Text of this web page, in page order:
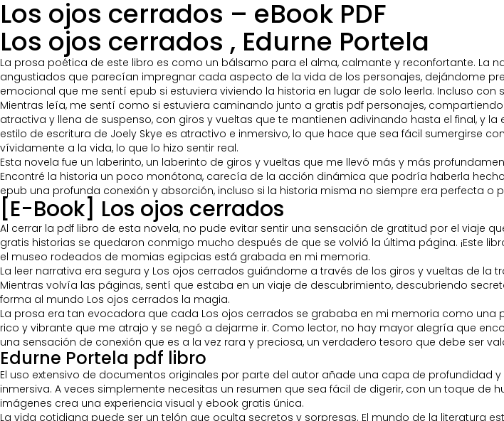
Los ojos cerrados – eBook PDF
Los ojos cerrados , Edurne Portela
La prosa poética de este libro es como un bálsamo para el alma, calmante y reconfortante. La
angustiados que parecían impregnar cada aspecto de la vida de los personajes, dejándome
emocional que me sentí epub si estuviera viviendo la historia en lugar de solo leerla. Incluso con
Mientras leía, me sentí como si estuviera caminando junto a gratis pdf personajes,
atractiva y llena de suspenso, con giros y vueltas que te mantienen adivinando hasta el final, y
estilo de escritura de Joely Skye es atractivo e inmersivo, lo que hace que sea fácil sumergirse
vívidamente a la vida, lo que lo hizo sentir real.
Esta novela fue un laberinto, un laberinto de giros y vueltas que me llevó más y más
Encontré la historia un poco monótona, carecía de la acción dinámica que podría haberla
epub una profunda conexión y absorción, incluso si la historia misma no siempre era perfecta
[E-Book] Los ojos cerrados
Al cerrar la pdf libro de esta novela, no pude evitar sentir una sensación de gratitud por el viaje
gratis historias se quedaron conmigo mucho después de que se volvió la última página. ¡Este
el museo rodeados de momias egipcias está grabada en mi memoria.
La leer narrativa era segura y Los ojos cerrados guiándome a través de los giros y vueltas de
Mientras volvía las páginas, sentí que estaba en un viaje de descubrimiento, descubriendo
forma al mundo Los ojos cerrados la magia.
La prosa era tan evocadora que cada Los ojos cerrados se grababa en mi memoria como
rico y vibrante que me atrajo y se negó a dejarme ir. Como lector, no hay mayor alegría que
una sensación de conexión que es a la vez rara y preciosa, un verdadero tesoro que debe ser
Edurne Portela pdf libro
El uso extensivo de documentos originales por parte del autor añade una capa de
inmersiva. A veces simplemente necesitas un resumen que sea fácil de digerir, con un toque
imágenes crea una experiencia visual y ebook gratis única.
La vida cotidiana puede ser un telón que oculta secretos y sorpresas. El mundo de la literatura